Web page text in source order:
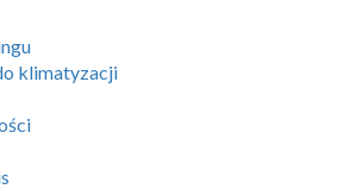
klimatyzacji